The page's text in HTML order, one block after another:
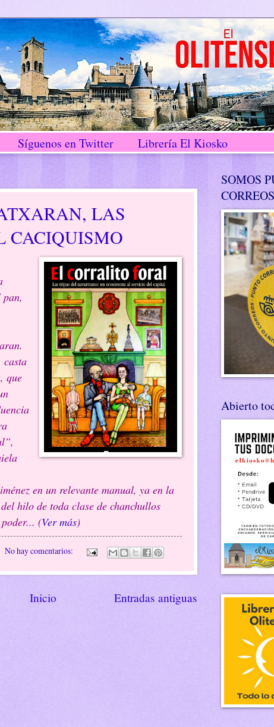
Síguenos en Twitter Librería El Kiosko
LAS
CACIQUISMO
casta
que
en un relevante manual, ya en la
hilo de toda clase de chanchullos
... (Ver más)
No hay comentarios:
Entradas antiguas
Inicio
SOMOS
CORREOS
Abierto